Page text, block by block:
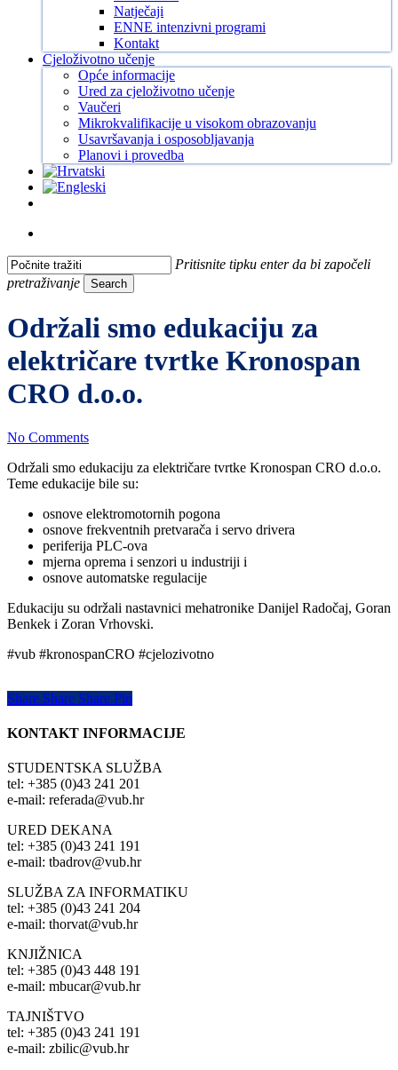
Natječaji
ENNE intenzivni programi
Kontakt
Cjeloživotno učenje
Opće informacije
Ured za cjeloživotno učenje
Vaučeri
Mikrokvalifikacije u visokom obrazovanju
Usavršavanja i osposobljavanja
Planovi i provedba
Pritisnite tipku enter da bi započeli
pretraživanje
Search
Search
Održali smo edukaciju za
električare tvrtke Kronospan
CRO d.o.o.
No Comments
Održali smo edukaciju za električare tvrtke Kronospan CRO d.o.o.
Teme edukacije bile su:
osnove elektromotornih pogona
osnove frekventnih pretvarača i servo drivera
periferija PLC-ova
mjerna oprema i senzori u industriji i
osnove automatske regulacije
Edukaciju su održali nastavnici mehatronike Danijel Radočaj, Goran
Benkek i Zoran Vrhovski.
#vub #kronospanCRO #cjelozivotno
Share
Share Share Share Pin
KONTAKT INFORMACIJE
STUDENTSKA SLUŽBA
tel: +385 (0)43 241 201
e-mail: referada@vub.hr
URED DEKANA
tel: +385 (0)43 241 191
e-mail: tbadrov@vub.hr
SLUŽBA ZA INFORMATIKU
tel: +385 (0)43 241 204
e-mail: thorvat@vub.hr
KNJIŽNICA
tel: +385 (0)43 448 191
e-mail: mbucar@vub.hr
TAJNIŠTVO
tel: +385 (0)43 241 191
e-mail: zbilic@vub.hr